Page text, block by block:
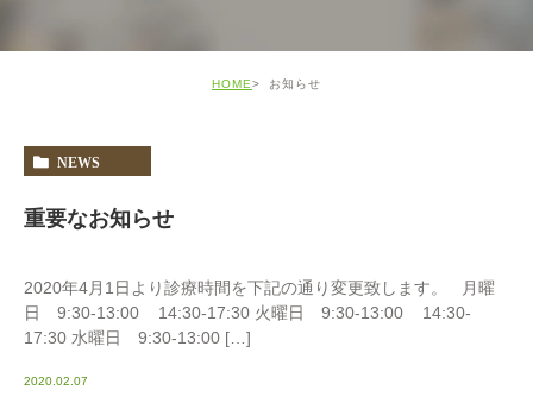
HOME お知らせ
NEWS
重要なお知らせ
2020年4月1日より診療時間を下記の通り変更致します。 月曜
日 9:30-13:00 14:30-17:30 火曜日 9:30-13:00 14:30-
17:30 水曜日 9:30-13:00 […]
2020.02.07